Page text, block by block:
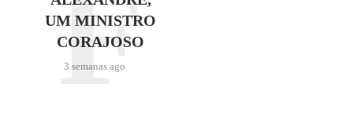
UM MINISTRO
CORAJOSO
3 semanas ago
F